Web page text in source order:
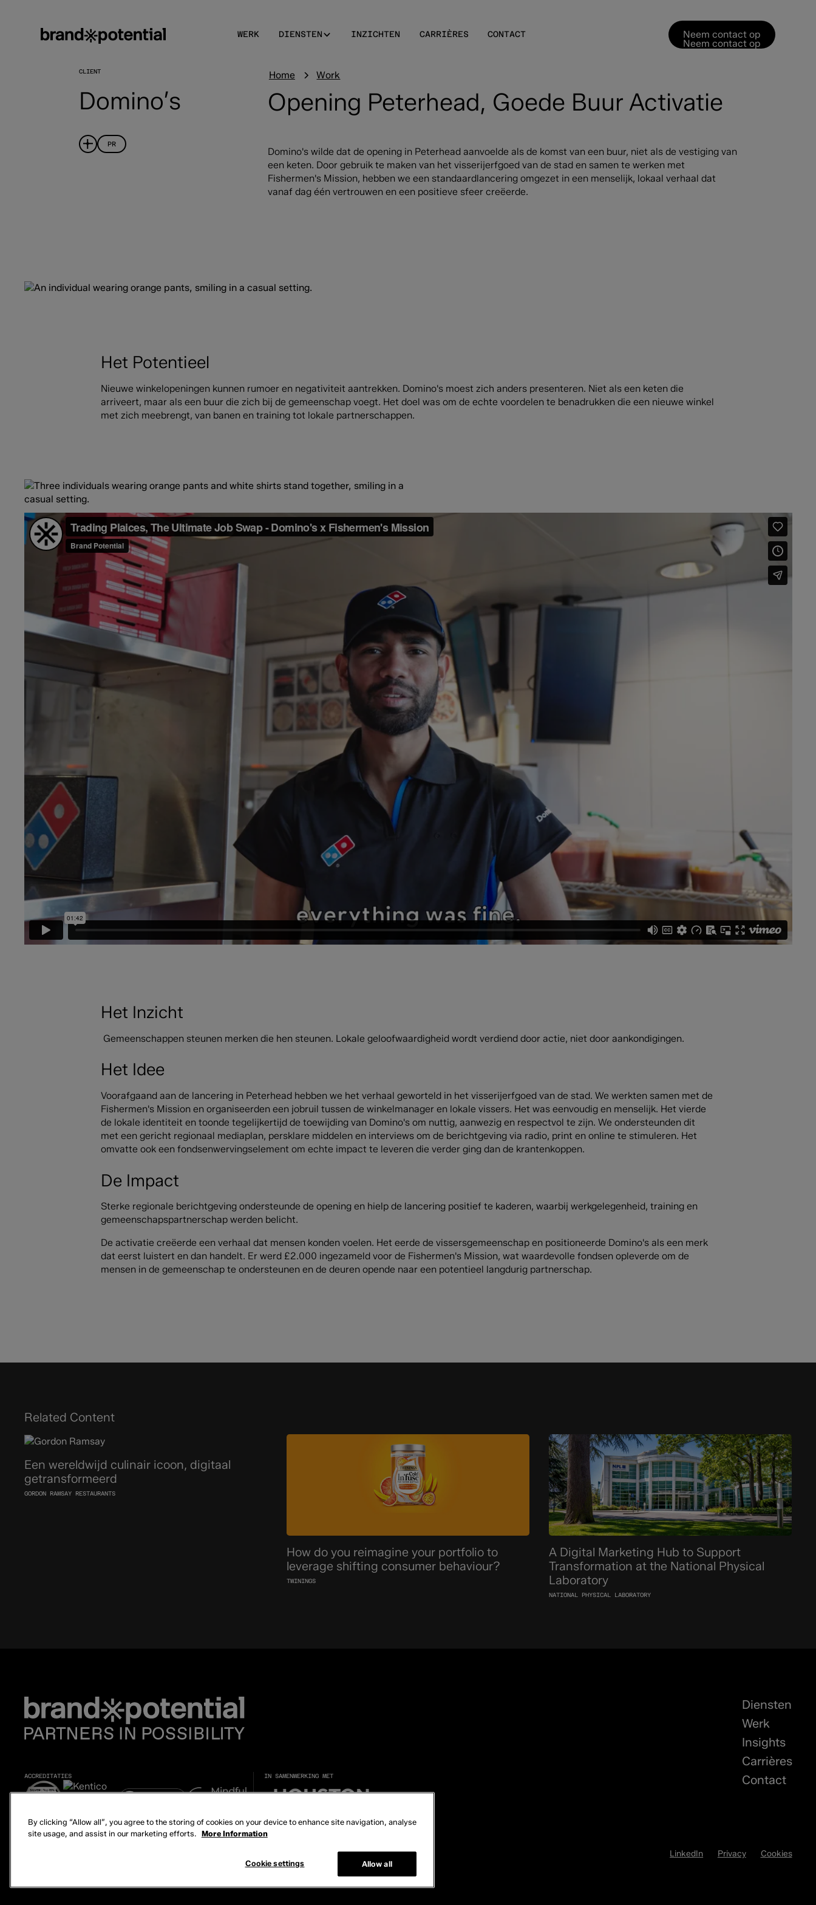
WERK DIENSTEN INZICHTEN CARRIÈRES CONTACT Neem contact op
Neem contact op
CLIENT
Domino’s
PR
Home Work
Opening Peterhead, Goede Buur Activatie
Domino's wilde dat de opening in Peterhead aanvoelde als de komst van een buur, niet als de vestiging van
een keten. Door gebruik te maken van het visserijerfgoed van de stad en samen te werken met
Fishermen's Mission, hebben we een standaardlancering omgezet in een menselijk, lokaal verhaal dat
vanaf dag één vertrouwen en een positieve sfeer creëerde.
Het Potentieel
Nieuwe winkelopeningen kunnen rumoer en negativiteit aantrekken. Domino's moest zich anders presenteren. Niet als een keten die
arriveert, maar als een buur die zich bij de gemeenschap voegt. Het doel was om de echte voordelen te benadrukken die een nieuwe winkel
met zich meebrengt, van banen en training tot lokale partnerschappen.
Het Inzicht
Gemeenschappen steunen merken die hen steunen. Lokale geloofwaardigheid wordt verdiend door actie, niet door aankondigingen.
Het Idee
Voorafgaand aan de lancering in Peterhead hebben we het verhaal geworteld in het visserijerfgoed van de stad. We werkten samen met de
Fishermen's Mission en organiseerden een jobruil tussen de winkelmanager en lokale vissers. Het was eenvoudig en menselijk. Het vierde
de lokale identiteit en toonde tegelijkertijd de toewijding van Domino's om nuttig, aanwezig en respectvol te zijn. We ondersteunden dit
met een gericht regionaal mediaplan, persklare middelen en interviews om de berichtgeving via radio, print en online te stimuleren. Het
omvatte ook een fondsenwervingselement om echte impact te leveren die verder ging dan de krantenkoppen.
De Impact
Sterke regionale berichtgeving ondersteunde de opening en hielp de lancering positief te kaderen, waarbij werkgelegenheid, training en
gemeenschapspartnerschap werden belicht.
De activatie creëerde een verhaal dat mensen konden voelen. Het eerde de vissersgemeenschap en positioneerde Domino's als een merk
dat eerst luistert en dan handelt. Er werd £2.000 ingezameld voor de Fishermen's Mission, wat waardevolle fondsen opleverde om de
mensen in de gemeenschap te ondersteunen en de deuren opende naar een potentieel langdurig partnerschap.
Related Content
Een wereldwijd culinair icoon, digitaal
getransformeerd
GORDON RAMSAY RESTAURANTS
How do you reimagine your portfolio to
leverage shifting consumer behaviour?
TWININGS
A Digital Marketing Hub to Support
Transformation at the National Physical
Laboratory
NATIONAL PHYSICAL LABORATORY
ACCREDITATIES IN SAMENWERKING MET
Diensten
Werk
Insights
Carrières
Contact
LinkedIn Privacy Cookies
By clicking “Allow all”, you agree to the storing of cookies on your device to enhance site navigation, analyse
site usage, and assist in our marketing efforts. More Information
Cookie settings Allow all